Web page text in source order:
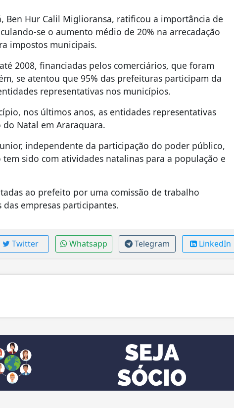
Ben Hur Calil Miglioransa, ratificou a importância de
se o aumento médio de 20% na arrecadação
impostos municipais.
2008, financiadas pelos comerciários, que foram
se atentou que 95% das prefeituras participam da
representativas nos municípios.
nos últimos anos, as entidades representativas
Natal em Araraquara.
independente da participação do poder público,
sido com atividades natalinas para a população e
ao prefeito por uma comissão de trabalho
empresas participantes.
Twitter Whatsapp Telegram LinkedIn